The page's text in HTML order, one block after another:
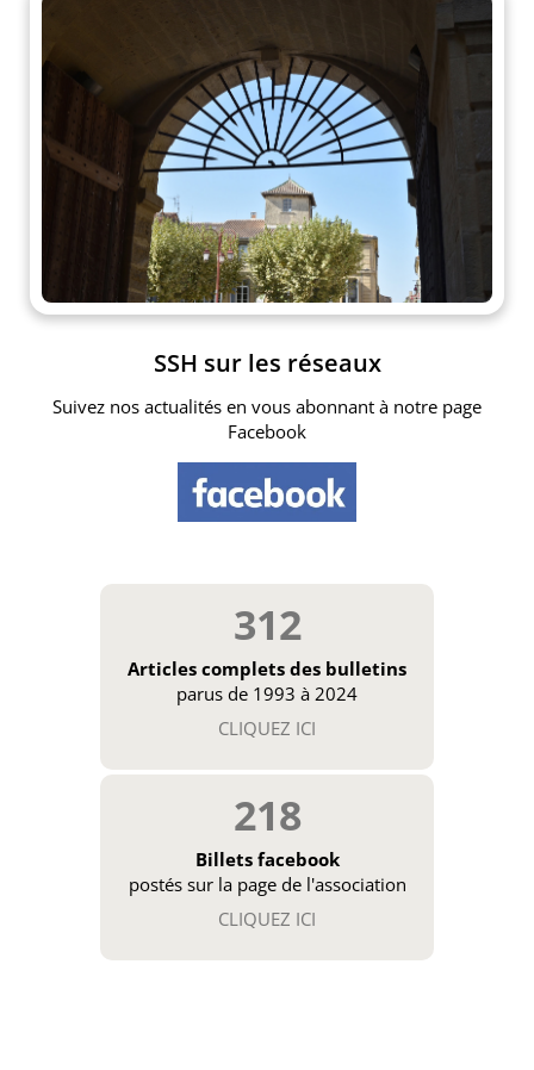
SSH sur les réseaux
Suivez nos actualités en vous abonnant à notre page
Facebook
312
Articles complets des bulletins
parus de 1993 à 2024
CLIQUEZ ICI
218
Billets facebook
postés sur la page de l'association
CLIQUEZ ICI